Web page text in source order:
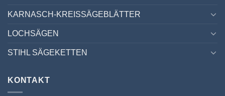
KARNASCH-KREISSÄGEBLÄTTER
LOCHSÄGEN
STIHL SÄGEKETTEN
KONTAKT